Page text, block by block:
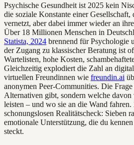
Psychische Gesundheit ist 2025 kein
die soziale Konstante einer Gesellschaft,
vernetzt, aber dabei immer wieder an
Über 18 Millionen Menschen in
Statista, 2024 brennend für Psychologie
der Zugang zu klassischer Beratung ist
Wartelisten, hohe Kosten,
Gleichzeitig explodiert die Zahl an
virtuellen Freundinnen wie freundin.ai
anonymen Peer-Communities. Die
Alternativen gibt, sondern welche
leisten – und wo sie an die Wand
schonungslosen Realitätscheck: Sieben
emotionale Unterstützung, die du
steckt.